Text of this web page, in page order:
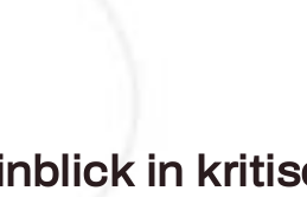
in